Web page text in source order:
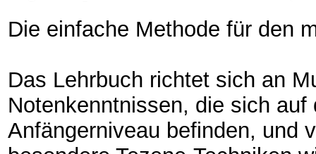
Die einfache Methode für den
Das Lehrbuch richtet sich an
Notenkenntnissen, die sich
Anfängerniveau befinden, und